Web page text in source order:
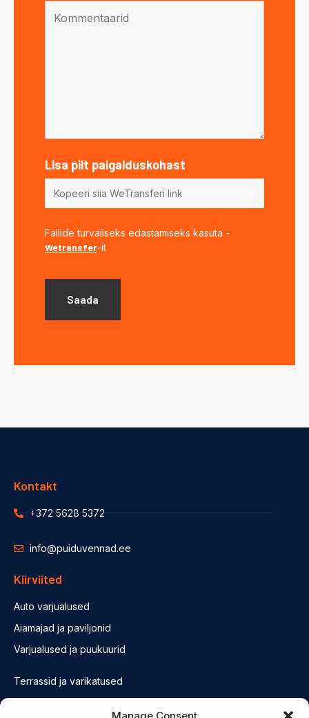
Lisa pilt paigalduskohast
Failide turvaliseks edastamiseks kasuta -
Wetransfer-it
Kontakt
+372 5628 5372
info@puiduvennad.ee
Kiirviited
Auto varjualused
Aiamajad ja paviljonid
Varjualused ja puukuurid
Terrassid ja varikatused